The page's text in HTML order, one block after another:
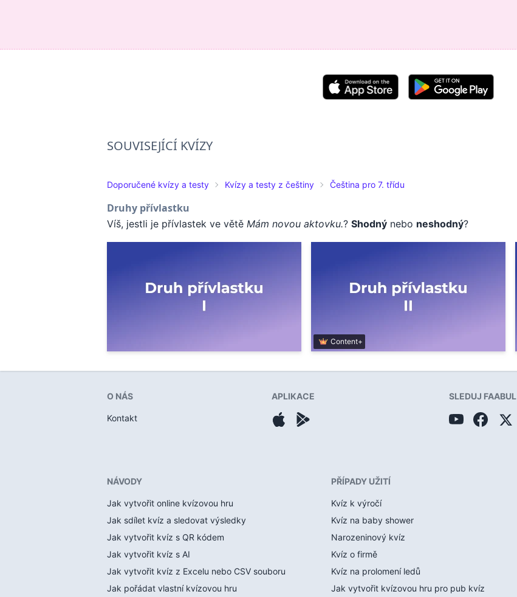
SOUVISEJÍCÍ KVÍZY
Doporučené kvízy a testy Kvízy a testy z češtiny Čeština pro 7. třídu
Druhy přívlastku
Víš, jestli je přívlastek ve větě Mám novou aktovku.? Shodný nebo neshodný?
Content+
O NÁS
Kontakt
APLIKACE SLEDUJ FAABUL
NÁVODY
Jak vytvořit online kvízovou hru
Jak sdílet kvíz a sledovat výsledky
Jak vytvořit kvíz s QR kódem
Jak vytvořit kvíz s AI
Jak vytvořit kvíz z Excelu nebo CSV souboru
Jak pořádat vlastní kvízovou hru
PŘÍPADY UŽITÍ
Kvíz k výročí
Kvíz na baby shower
Narozeninový kvíz
Kvíz o firmě
Kvíz na prolomení ledů
Jak vytvořit kvízovou hru pro pub kvíz